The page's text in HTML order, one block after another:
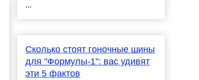
...
Сколько стоят гоночные шины
для "Формулы-1": вас удивят
эти 5 фактов